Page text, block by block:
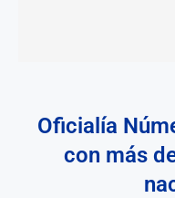
Oficialía
con más